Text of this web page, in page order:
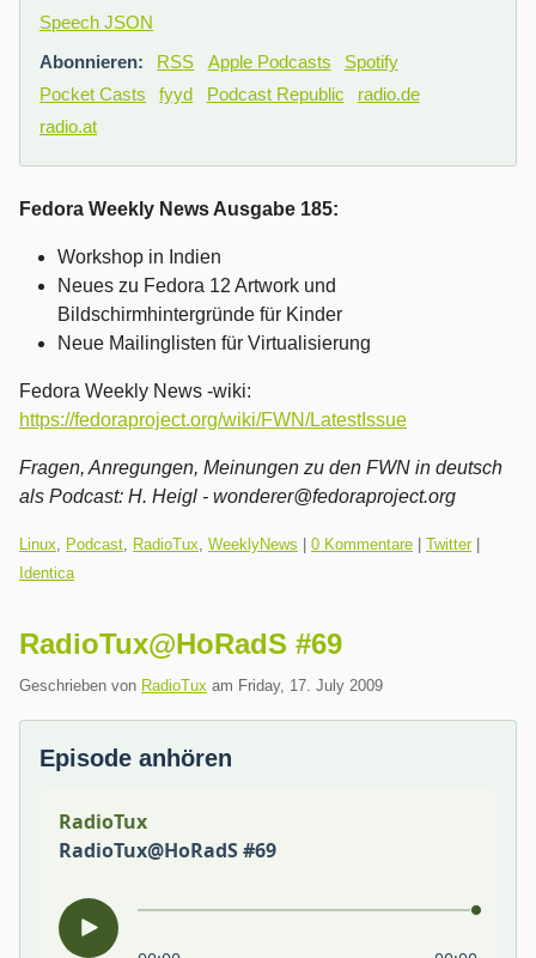
Speech JSON
Abonnieren:
RSS Apple Podcasts
Spotify
Pocket Casts
fyyd Podcast Republic
radio.de
radio.at
Fedora Weekly News Ausgabe 185:
Workshop in Indien
Neues zu Fedora 12 Artwork und
Bildschirmhintergründe für Kinder
Neue Mailinglisten für Virtualisierung
Fedora Weekly News -wiki:
https://fedoraproject.org/wiki/FWN/LatestIssue
Fragen, Anregungen, Meinungen zu den FWN in deutsch
als Podcast: H. Heigl - wonderer@fedoraproject.org
Kategorien:
Linux, Podcast, RadioTux, WeeklyNews 0 Kommentare Twitter|
Identica
RadioTux@HoRadS #69
Geschrieben von RadioTux am Friday, 17. July 2009
Episode anhören